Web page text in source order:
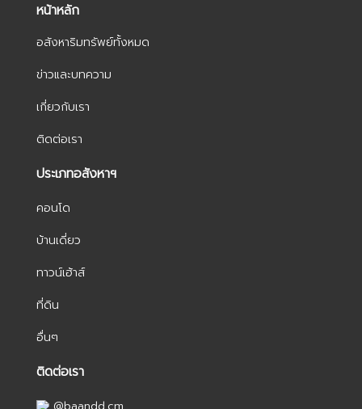
หน้าหลัก
อสังหาริมทรัพย์ทั้งหมด
ข่าวและบทความ
เกี่ยวกับเรา
ติดต่อเรา
ประเภทอสังหาฯ
คอนโด
บ้านเดี่ยว
ทาวน์เฮ้าส์
ที่ดิน
อื่นๆ
ติดต่อเรา